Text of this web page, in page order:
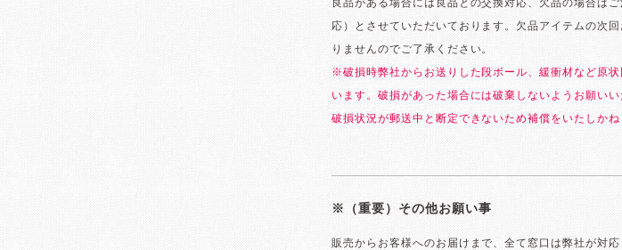
良品がある場合には良品との交換対応、欠品の場合は
応）とさせていただいております。欠品アイテムの次
りませんのでご了承ください。
※破損時弊社からお送りした段ボール、緩衝材など原
います。破損があった場合には破棄しないようお願いい
破損状況が郵送中と断定できないため補償をいたしかね
※（重要）その他お願い事
販売からお客様へのお届けまで、全て窓口は弊社が対